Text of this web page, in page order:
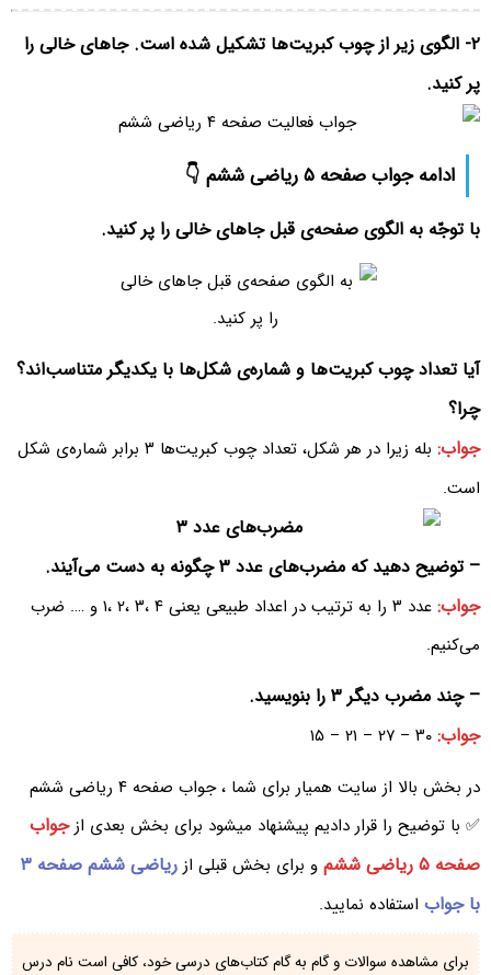
۲- الگوی زیر از چوب کبریت‌ها تشکیل شده است. جاهای خالی را
پر کنید.
ادامه جواب صفحه ۵ ریاضی ششم 👇
با توجّه به الگوی صفحه‌ی قبل جاهای خالی را پر کنید.
آیا تعداد چوب کبریت‌ها و شماره‌ی شکل‌ها با یکدیگر متناسب‌اند؟
چرا؟
جواب:
بله زیرا در هر شکل، تعداد چوب کبریت‌ها ۳ برابر شماره‌ی شکل
است.
– توضیح دهید که مضرب‌های عدد ۳ چگونه به دست می‌آیند.
جواب:
عدد ۳ را به ترتیب در اعداد طبیعی یعنی ۴ ،۳ ،۲ ،۱ و …. ضرب
می‌کنیم.
– چند مضرب دیگر ۳ را بنویسید.
جواب:
در بخش بالا از سایت همیار برای شما ، جواب صفحه ۴ ریاضی ششم
✅ با توضیح را قرار دادیم پیشنهاد میشود برای بخش بعدی ازجواب
صفحه ۵ ریاضی ششم
و برای بخش قبلی از
ریاضی ششم صفحه ۳
با جواب استفاده نمایید.
برای مشاهده سوالات و گام به گام کتاب‌های درسی خود، کافی است نام درس